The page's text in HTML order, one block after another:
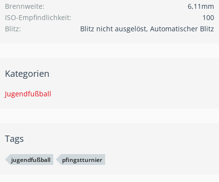
Brennweite
6,11mm
ISO-Empfindlichkeit
100
Blitz
Blitz nicht ausgelöst, Automatischer Blitz
Kategorien
Jugendfußball
Tags
jugendfußball pfingstturnier